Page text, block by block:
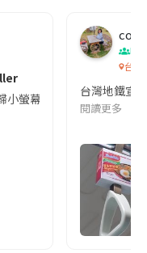
小螢幕啦!這次的劇本改編
co
吹
台灣
台灣地鐵宣
閱讀更多